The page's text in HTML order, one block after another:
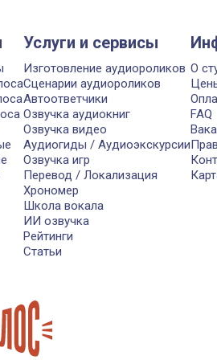
Услуги и сервисы
Изготовление аудиороликов
Сценарии аудиороликов
Автоответчики
Озвучка аудиокниг
Озвучка видео
Аудиогиды / Аудиоэкскурсии
Озвучка игр
Перевод / Локализация
Хрономер
Школа вокала
ИИ озвучка
Рейтинги
Статьи
О
FAQ